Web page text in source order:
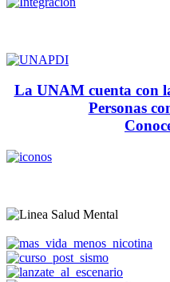
La UNAM cuenta con
Personas